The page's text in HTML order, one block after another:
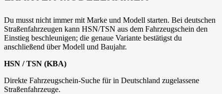
Du musst nicht immer mit Marke und Modell starten. Bei deutschen
Straßenfahrzeugen kann HSN/TSN aus dem Fahrzeugschein den
Einstieg beschleunigen; die genaue Variante bestätigst du
anschließend über Modell und Baujahr.
HSN / TSN (KBA)
Direkte Fahrzeugschein-Suche für in Deutschland zugelassene
Straßenfahrzeuge.